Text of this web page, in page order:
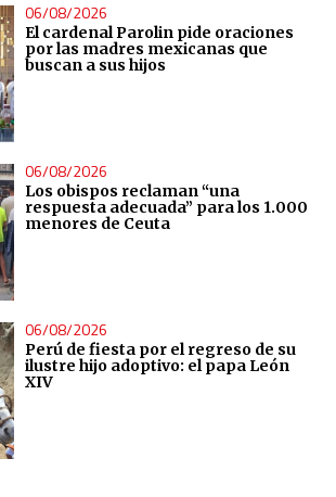
06/08/2026
El cardenal Parolin pide oraciones
por las madres mexicanas que
buscan a sus hijos
06/08/2026
Los obispos reclaman “una
respuesta adecuada” para los 1.000
menores de Ceuta
06/08/2026
Perú de fiesta por el regreso de su
ilustre hijo adoptivo: el papa León
XIV